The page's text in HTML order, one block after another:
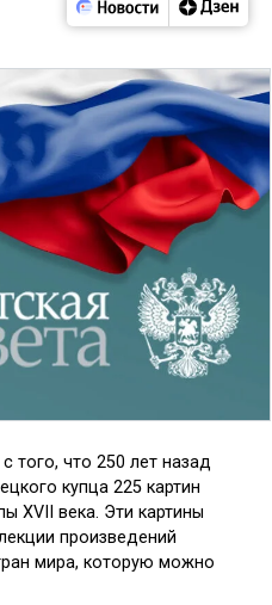
того, что 250 лет назад
купца 225 картин
XVII века. Эти картины
произведений
мира, которую можно